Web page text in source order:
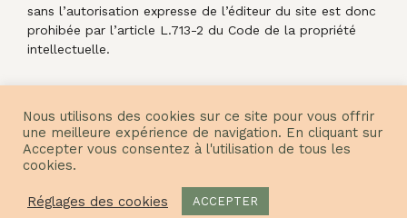
sans l’autorisation expresse de l’éditeur du site est donc
prohibée par l’article L.713-2 du Code de la propriété
intellectuelle.
Nous utilisons des cookies sur ce site pour vous offrir
une meilleure expérience de navigation. En cliquant sur
Accepter vous consentez à l'utilisation de tous les
cookies.
Réglages des cookies ACCEPTER